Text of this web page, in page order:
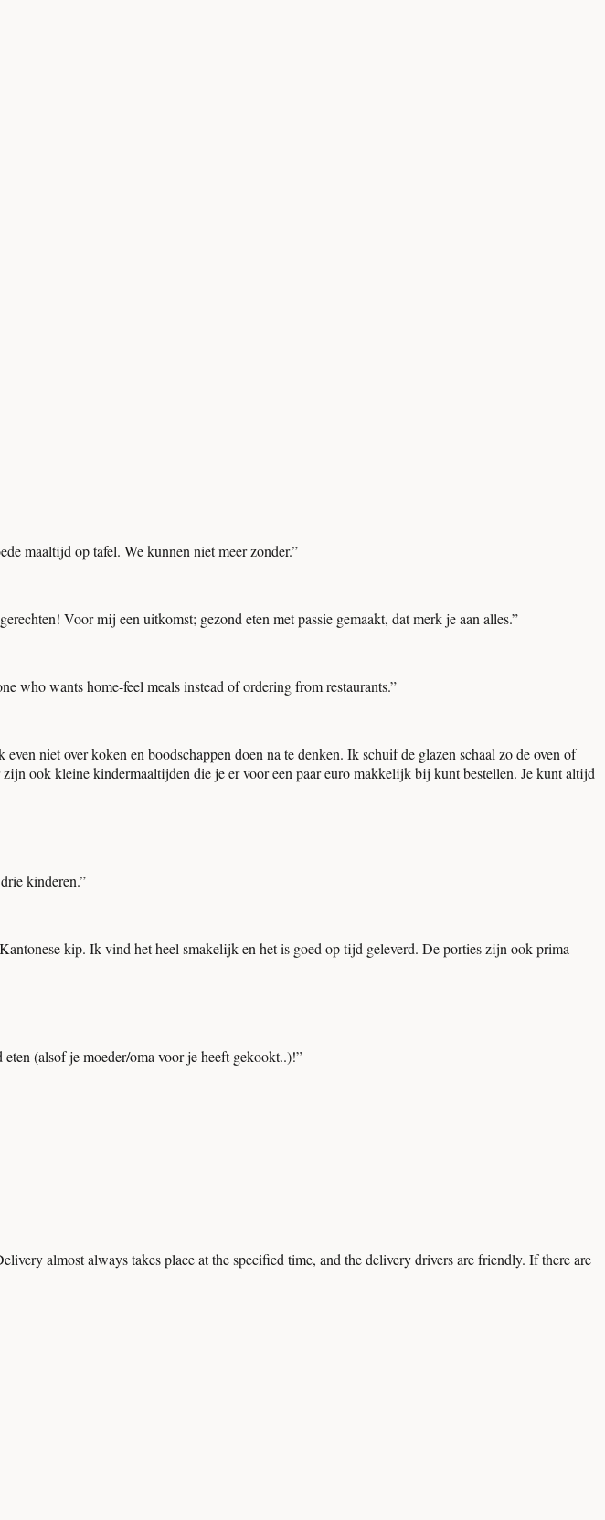
maaltijd op tafel. We kunnen niet meer zonder.”
Voor mij een uitkomst; gezond eten met passie gemaakt, dat merk je aan alles.”
who wants home-feel meals instead of ordering from restaurants.”
niet over koken en boodschappen doen na te denken. Ik schuif de glazen schaal zo de oven of
ook kleine kindermaaltijden die je er voor een paar euro makkelijk bij kunt bestellen. Je kunt altijd
kinderen.”
kip. Ik vind het heel smakelijk en het is goed op tijd geleverd. De porties zijn ook prima
(alsof je moeder/oma voor je heeft gekookt..)!”
almost always takes place at the specified time, and the delivery drivers are friendly. If there are